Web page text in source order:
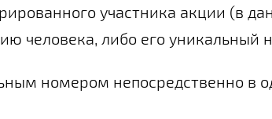
участника акции (в
человека, либо его уникальный
номером непосредственно в